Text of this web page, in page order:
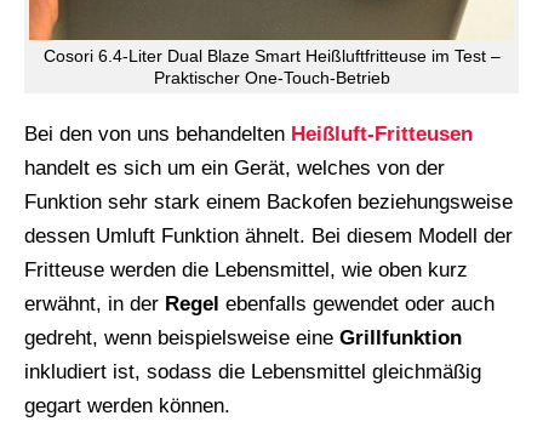
Cosori 6.4-Liter Dual Blaze Smart Heißluftfritteuse im Test –
Praktischer One-Touch-Betrieb
Bei den von uns behandelten Heißluft-Fritteusen
handelt es sich um ein Gerät, welches von der
Funktion sehr stark einem Backofen beziehungsweise
dessen Umluft Funktion ähnelt. Bei diesem Modell der
Fritteuse werden die Lebensmittel, wie oben kurz
erwähnt, in der Regel ebenfalls gewendet oder auch
gedreht, wenn beispielsweise eine Grillfunktion
inkludiert ist, sodass die Lebensmittel gleichmäßig
gegart werden können.